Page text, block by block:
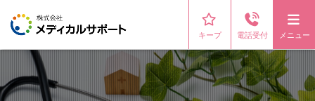
キープ 電話受付 メニュー